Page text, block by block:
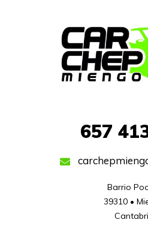
657
Barrio
39310 •